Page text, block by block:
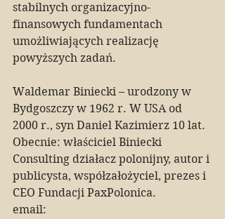
stabilnych organizacyjno-
finansowych fundamentach
umożliwiających realizację
powyższych zadań.
Waldemar Biniecki – urodzony w
Bydgoszczy w 1962 r. W USA od
2000 r., syn Daniel Kazimierz 10 lat.
Obecnie: właściciel Biniecki
Consulting działacz polonijny, autor i
publicysta, współzałożyciel, prezes i
CEO Fundacji PaxPolonica.
email: